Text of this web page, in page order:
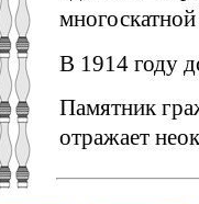
В 1914 году
Памятник
отражает